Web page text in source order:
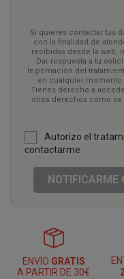
solicitud y hacer un
momento. Tus datos no
acceder, rectificar y
como se explica
Si quieres contactar tus
con la finalidad de
recibidas desde la web,
Dar respuesta a tu
legitimación del
en cualquier
Tienes derecho a
otros derechos como se
Autorizo el
contactarme
NOTIFICARME
ENVÍO GRATIS
A PARTIR DE 30€